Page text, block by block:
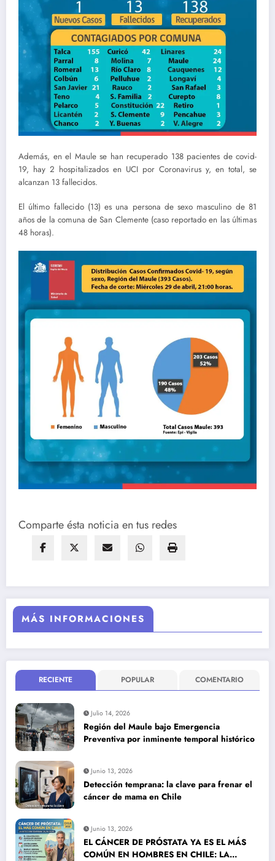
Además, en el Maule se han recuperado 138 pacientes de covid-
19, hay 2 hospitalizados en UCI por Coronavirus y, en total, se
alcanzan 13 fallecidos.
El último fallecido (13) es una persona de sexo masculino de 81
años de la comuna de San Clemente (caso reportado en las últimas
48 horas).
Comparte ésta noticia en tus redes
MÁS INFORMACIONES
RECIENTE POPULAR COMENTARIO
Julio 14, 2026
Región del Maule bajo Emergencia
Preventiva por inminente temporal histórico
Junio 13, 2026
Detección temprana: la clave para frenar el
cáncer de mama en Chile
Junio 13, 2026
EL CÁNCER DE PRÓSTATA YA ES EL MÁS
COMÚN EN HOMBRES EN CHILE: LA